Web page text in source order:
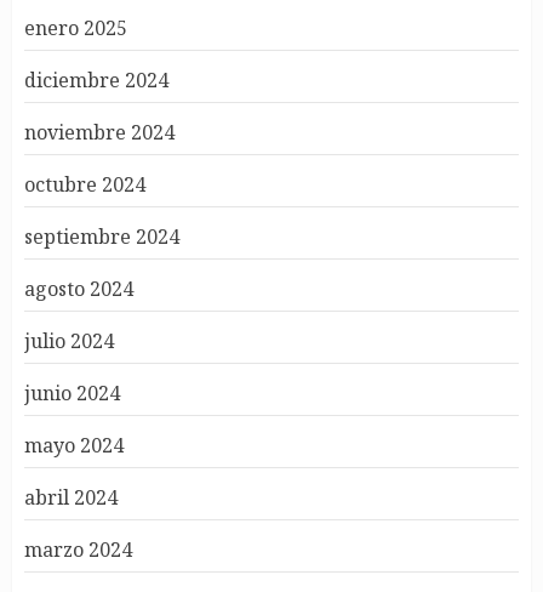
enero 2025
diciembre 2024
noviembre 2024
octubre 2024
septiembre 2024
agosto 2024
julio 2024
junio 2024
mayo 2024
abril 2024
marzo 2024